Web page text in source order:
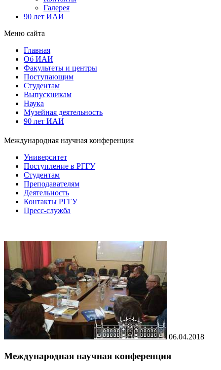
Галерея
90 лет ИАИ
Меню сайта
Главная
Об ИАИ
Факультеты и центры
Поступающим
Студентам
Выпускникам
Наука
Музейная деятельность
90 лет ИАИ
Международная научная конференция
Университет
Поступление в РГГУ
Студентам
Преподавателям
Деятельность
Контакты РГГУ
Пресс-служба
06.04.2018
Международная научная конференция